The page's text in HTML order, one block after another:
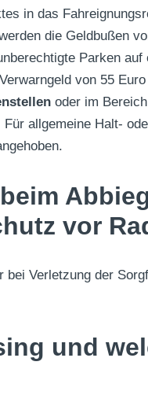
in das
die Geldbußen
Parken auf
von 55
oder im
allgemeine Halt-
vor
bei Verletzung der
und